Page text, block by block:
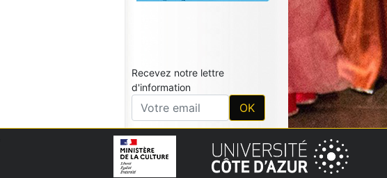
Recevez notre lettre
d'information